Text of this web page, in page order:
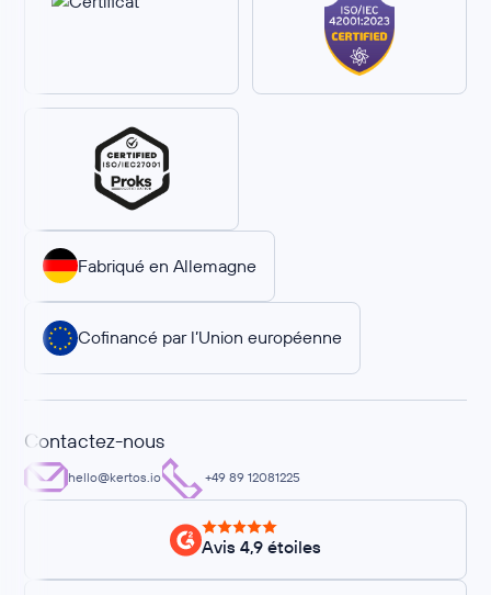
Fabriqué en Allemagne
Cofinancé par l’Union européenne
Contactez-nous
hello@kertos.io +49 89 12081225
Avis 4,9 étoiles